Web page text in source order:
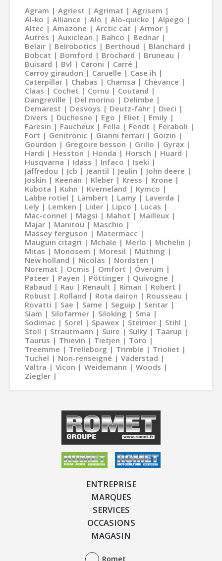
Agram Agriest Agrimat
Agrisem
Al-ko
Alliance Alö Alö-quicke
Alpego
Altec
Amazone Arctic cat
Armor
Autres
Auxiclean Bahco
Bednar
Belair
Belrobotics Berthoud
Blanchard
Bobcat
Bomford Brochard
Bruneau
Buisard
Bvl Caroni
Carré
Carroy giraudon
Caruelle
Case ih
Caterpillar
Chabas Chamsa
Chevance
Claas
Cochet Cornu
Coutand
Dangreville
Del morino
Delimbe
Demarest
Desvoys Deutz-fahr
Dieci
Divers
Duchesne Ego Eliet
Emily
Faresin
Faucheux Fella Fendt
Feraboli
Fort
Genitronic Gianni ferrari
Goizin
Gourdon
Gregoire besson Grillo
Gyrax
Hardi
Hesston Honda Horsch
Huard
Husqvarna
Idass Infaco
Iseki
Jaffredou
Jcb Jeantil Jeulin
John deere
Joskin
Keenan Kleber Kress
Krone
Kubota
Kuhn Kverneland
Kymco
Labbe rotiel
Lambert Lamy
Laverda
Lely
Lemken Lider Lipco
Lucas
Mac-connel
Magsi Mahot
Mailleux
Majar
Manitou
Maschio
Massey ferguson
Matermacc
Mauguin citagri
Mchale Merlo
Michelin
Mitas
Monosem Moresil
Müthing
New holland
Nicolas
Nordsten
Noremat
Ocmis Omfort
Överum
Pateer
Payen Pöttinger
Quivogne
Rabaud
Rau Renault Riman
Robert
Robust
Rolland Rota dairon
Rousseau
Rovatti
Sae Same Seguip
Sentar
Siam
Silofarmer Siloking
Sma
Sodimac
Sorel Spawex Steimer
Stihl
Stoll
Strautmann Suire Sulky
Taarup
Taurus
Thievin Tietjen
Toro
Treemme
Trelleborg Trimble
Trioliet
Tuchel
Non-renseigné
Väderstad
Valtra
Vicon Weidemann
Woods
Ziegler
ENTREPRISE
MARQUES
SERVICES
OCCASIONS
MAGASIN
Romet